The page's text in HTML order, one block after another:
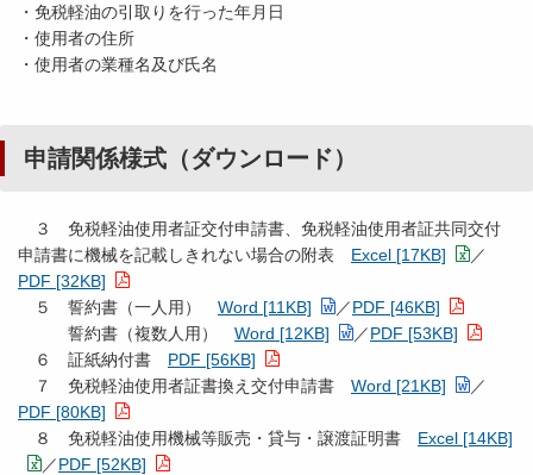
・免税軽油の引取りを行った年月日
・使用者の住所
・使用者の業種名及び氏名
申請関係様式（ダウンロード）
３ 免税軽油使用者証交付申請書、免税軽油使用者証共同交付
申請書に機械を記載しきれない場合の附表 Excel [17KB]
／
PDF [32KB]
５ 誓約書（一人用） Word [11KB] ／PDF [46KB]
誓約書（複数人用） Word [12KB] ／PDF [53KB]
６ 証紙納付書 PDF [56KB]
７ 免税軽油使用者証書換え交付申請書 Word [21KB]
／
PDF [80KB]
８ 免税軽油使用機械等販売・貸与・譲渡証明書 Excel [14KB]
／PDF [52KB]